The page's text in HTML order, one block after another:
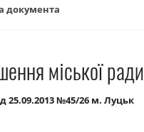
сайту
Про місто
Міська влада
документа
міської ради
25.09.2013 №45/26 м. Луцьк